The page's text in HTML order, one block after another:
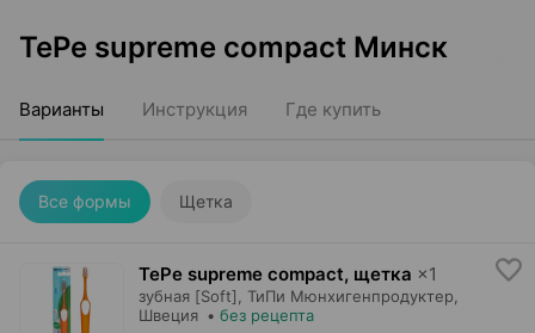
TePe supreme compact Минск
Варианты Инструкция Где купить
Все формы Щетка
TePe supreme compact, щетка ×1
зубная [Soft], ТиПи Мюнхигенпродуктер
Швеция • без рецепта